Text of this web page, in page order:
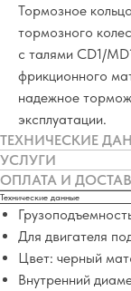
Тормозное
тормозного
с талями CD1/
фрикционного
надежное
эксплуатации.
ТЕХНИЧЕСКИЕ
УСЛУГИ
ОПЛАТА И
Технические данные
Для двигателя
Цвет: черный
Внутренний